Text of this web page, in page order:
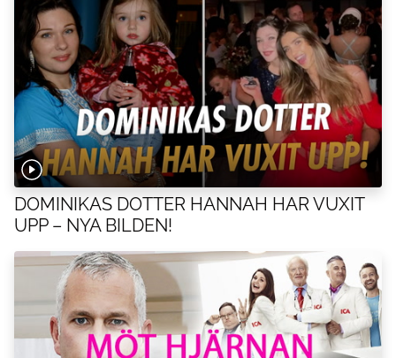
DOMINIKAS DOTTER HANNAH HAR VUXIT
UPP – NYA BILDEN!